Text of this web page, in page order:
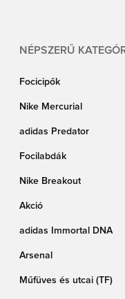
NÉPSZERŰ
Focicipők
Nike Mercurial
adidas Predator
Focilabdák
Nike Breakout
Akció
adidas Immortal DNA
Arsenal
Műfüves és utcai (TF)